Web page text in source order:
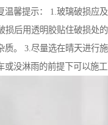
温馨提示： 1.玻璃破损应
损后用透明胶贴住破损处
质。 3.尽量选在晴天进行
或没淋雨的前提下可以施工